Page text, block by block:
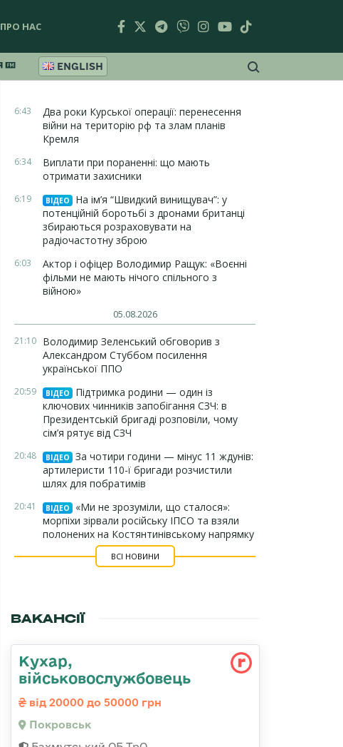
ПРО НАС
ENGLISH
6:43
Два роки Курської операції: перенесення
війни на територію рф та злам планів
Кремля
6:34
Виплати при пораненні: що мають
отримати захисники
6:19 ВІДЕО
На ім’я “Швидкий винищувач”: у
потенційній боротьбі з дронами британці
збираються розраховувати на
радіочастотну зброю
6:03
Актор і офіцер Володимир Ращук: «Воєнні
фільми не мають нічого спільного з
війною»
05.08.2026
21:10 Володимир Зеленський обговорив з
Александром Стуббом посилення
української ППО
20:59 ВІДЕО
Підтримка родини — один із
ключових чинників запобігання СЗЧ: в
Президентській бригаді розповіли, чому
сім’я рятує від СЗЧ
20:48 ВІДЕО
За чотири години — мінус 11 ждунів:
артилеристи 110-ї бригади розчистили
шлях для побратимів
20:41 ВІДЕО
«Ми не зрозуміли, що сталося»:
морпіхи зірвали російську ІПСО та взяли
полонених на Костянтинівському напрямку
ВСІ НОВИНИ
ВАКАНСІЇ
Кухар,
військовослужбовець
від 20000 до 50000 грн
Покровськ